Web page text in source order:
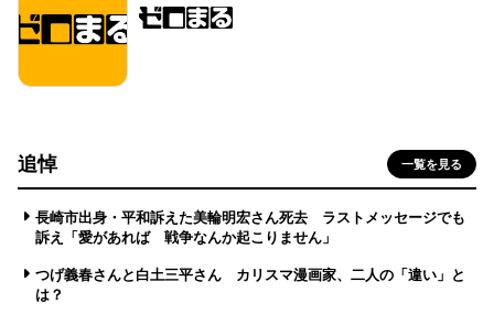
追悼 一覧を見る
長崎市出身・平和訴えた美輪明宏さん死去 ラストメッセージでも
訴え「愛があれば 戦争なんか起こりません」
つげ義春さんと白土三平さん カリスマ漫画家、二人の「違い」と
は？